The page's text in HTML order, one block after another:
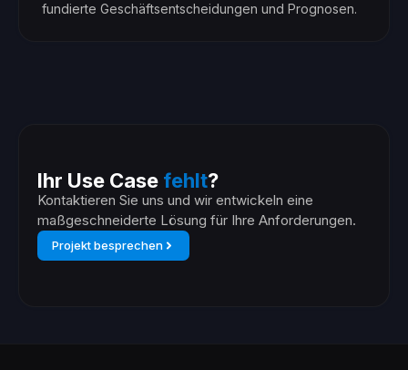
fundierte Geschäftsentscheidungen und Prognosen.
Ihr Use Case fehlt?
Kontaktieren Sie uns und wir entwickeln eine
maßgeschneiderte Lösung für Ihre Anforderungen.
Projekt besprechen